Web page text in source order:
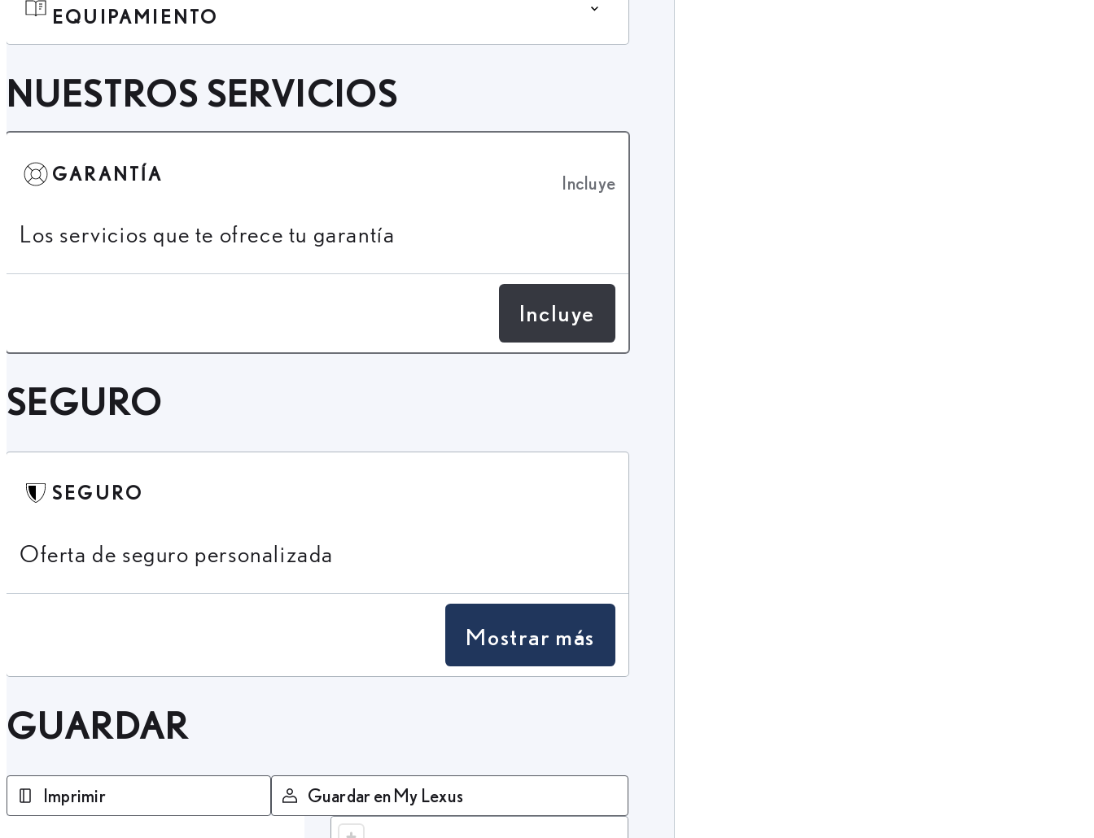
EQUIPAMIENTO
NUESTROS SERVICIOS
GARANTÍA Incluye
Los servicios que te ofrece tu garantía
Incluye
SEGURO
SEGURO
Oferta de seguro personalizada
Mostrar más
GUARDAR
Imprimir Guardar en My Lexus